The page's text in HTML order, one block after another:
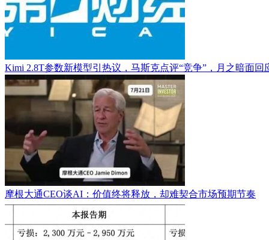
Kimi 2.8T参数新模型引热议，马斯克点评“竞争”，月之暗面回
摩根大通CEO谈AI：价值终将释放，却难契合市场预期节奏